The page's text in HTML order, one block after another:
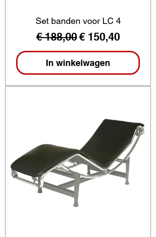
Set banden voor LC 4
Normale prijs
€ 188,00Verkoopprijs
€ 150,40
In winkelwagen